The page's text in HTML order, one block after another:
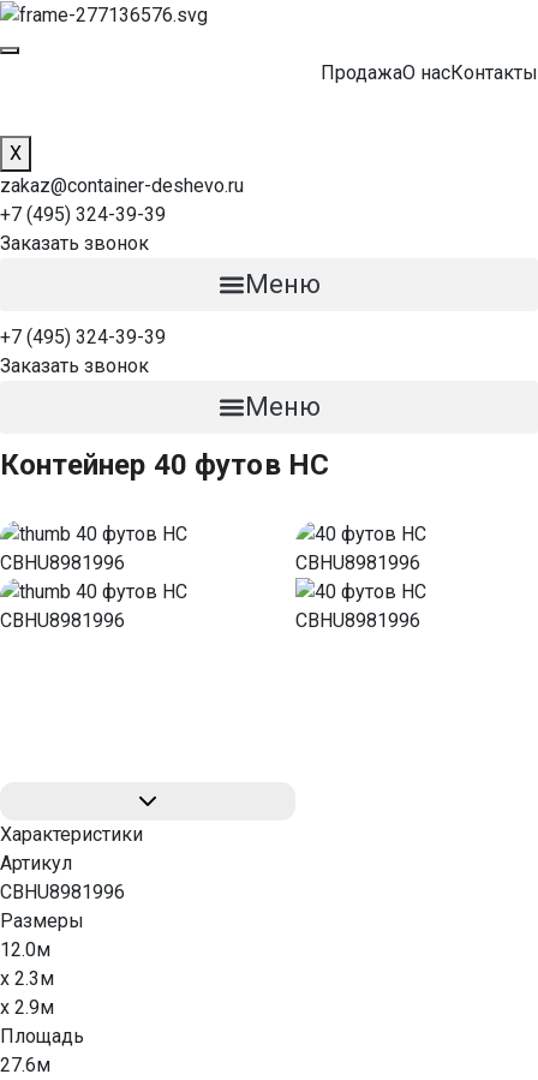
ПродажаО насКонтакты
X
zakaz@container-deshevo.ru
+7 (495) 324-39-39
Заказать звонок
Меню
+7 (495) 324-39-39
Заказать звонок
Меню
Контейнер 40 футов HC
Характеристики
Артикул
CBHU8981996
Размеры
12.0м
x 2.3м
x 2.9м
Площадь
27.6м